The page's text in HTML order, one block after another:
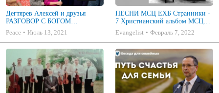
Дегтярев Алексей и друзья
РАЗГОВОР С БОГОМ
Христианские песни МСЦ ЕХБ
2021 (7я)
Peace Июль 13, 2021
ПЕСНИ МСЦ ЕХБ Странники -
7 Христианский альбом МСЦ
ЕХБ
Evangelist Февраль 7, 2022